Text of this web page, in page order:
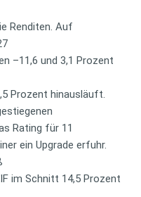
Renditen. Auf
–11,6 und 3,1 Prozent
Prozent hinausläuft.
Rating für 11
ein Upgrade erfuhr.
im Schnitt 14,5 Prozent